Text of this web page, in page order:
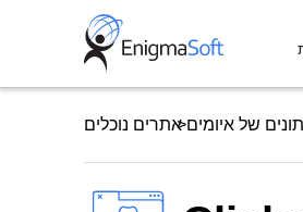
של איומים אתרים נוכלים